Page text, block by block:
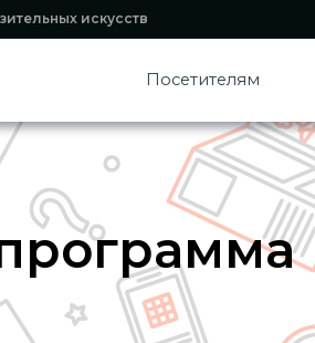
искусств
Посетителям